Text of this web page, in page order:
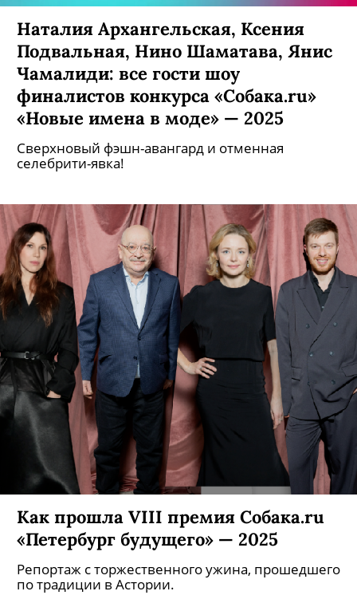
Наталия Архангельская, Ксения
Подвальная, Нино Шаматава, Янис
Чамалиди: все гости шоу
финалистов конкурса «Собака.ru»
«Новые имена в моде» — 2025
Сверхновый фэшн-авангард и отменная
селебрити-явка!
Как прошла VIII премия Собака.ru
«Петербург будущего» — 2025
Репортаж с торжественного ужина, прошедшего
по традиции в Астории.